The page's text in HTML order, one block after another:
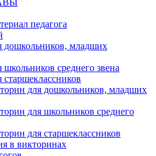
педагога
дошкольников, младших
среднего звена
для дошкольников, младших
для школьников среднего
для старшеклассников
в викторинах